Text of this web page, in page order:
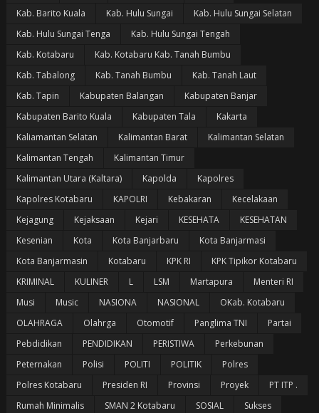
Kab. Barito Kuala
Kab. Hulu Sungai
Kab. Hulu Sungai Selatan
Kab. Hulu Sungai Tenga
Kab. Hulu Sungai Tengah
Kab. Kotabaru
Kab. Kotabaru Kab. Tanah Bumbu
Kab. Tabalong
Kab. Tanah Bumbu
Kab. Tanah Laut
Kab. Tapin
Kabupaten Balangan
Kabupaten Banjar
Kabupaten Barito Kuala
Kabupaten Tala
Kakarta
Kaliamantan Selatan
Kalimantan Barat
Kalimantan Selatan
Kalimantan Tengah
Kalimantan Timur
Kalimantan Utara (Kaltara)
Kapolda
Kapolres
Kapolres Kotabaru
KAPOLRI Kebakaran
Kecelakaan
Kejagung
Kejaksaan Kejari KESEHATA
KESEHATAN
Kesenian
Kota Kota Banjarbaru
Kota Banjarmasi
Kota Banjarmasin
Kotabaru KPK RI
KPK Tipikor Kotabaru
KRIMINAL
KULINER L LSM Martapura
Menteri RI
Musi
Music NASIONA NASIONAL
OKab. Kotabaru
OLAHRAGA
Olahrga Otomotif Panglima TNI
Partai
Pebdidikan
PENDIDIKAN PERISTIWA
Perkebunan
Peternakan
Polisi POLITI POLITIK
Polres
Polres Kotabaru
Presiden RI Provinsi Proyek
PT ITP .
Rumah Minimalis
SMAN 2 Kotabaru SOSIAL
Sukses